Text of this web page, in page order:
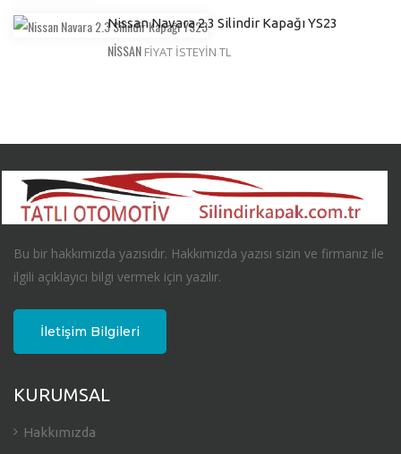
Nissan Navara 2.3 Silindir Kapağı YS23
NİSSAN FİYAT İSTEYİN TL
Bu bir hakkımızda yazısıdır. Hakkımızda yazısı sizin ve firmanız ile
ilgili açıklayıcı bilgi vermek için yazılır.
İletişim Bilgileri
KURUMSAL
Hakkımızda